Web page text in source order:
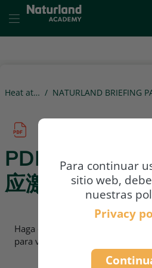
Salta al contenido principal
Para continuar
sitio web,
nuestras
Privacy
Heat at Work in Asia
PDF – 简报：
应激对农业⼯
Requisitos de finalización
Haga clic en
para ver el archivo.